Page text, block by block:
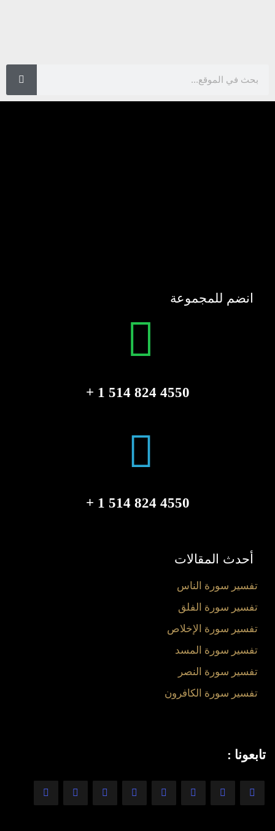
انضم للمجموعة
4550 824 514 1 +
4550 824 514 1 +
أحدث المقالات
تفسير سورة الناس
تفسير سورة الفلق
تفسير سورة الإخلاص
تفسير سورة المسد
تفسير سورة النصر
تفسير سورة الكافرون
تابعونا :